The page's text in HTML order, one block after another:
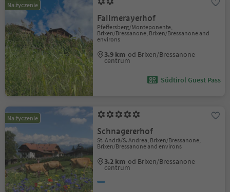
Na życzenie
Fallmerayerhof
Pfeffersberg/Monteponente,
Brixen/Bressanone, Brixen/Bressanone and
environs
3.9 km od Brixen/Bressanone
centrum
Südtirol Guest Pass
Na życzenie
Schnagererhof
St. Andrä/S. Andrea, Brixen/Bressanone,
Brixen/Bressanone and environs
3.2 km od Brixen/Bressanone
centrum